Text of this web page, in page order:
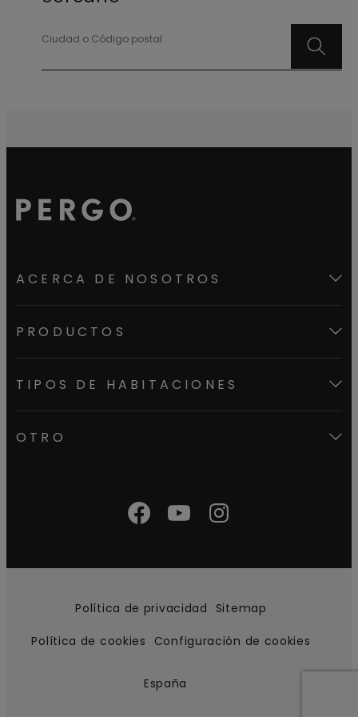
Ciudad o Código postal
ACERCA DE NOSOTROS
PRODUCTOS
TIPOS DE HABITACIONES
OTRO
Política de privacidad Sitemap
Política de cookies Configuración de cookies
España